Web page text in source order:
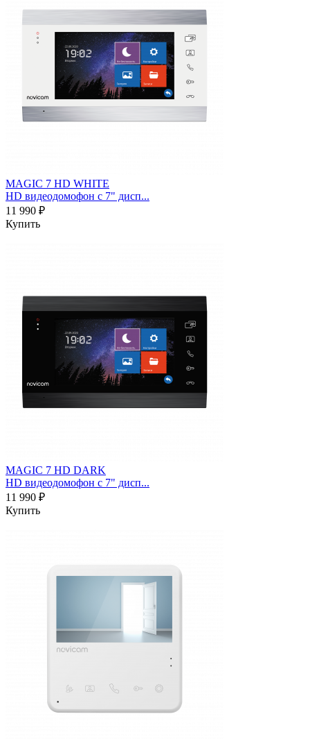
MAGIC 7 HD WHITE
HD видеодомофон с 7" дисп...
11 990 ₽
Купить
MAGIC 7 HD DARK
HD видеодомофон с 7" дисп...
11 990 ₽
Купить